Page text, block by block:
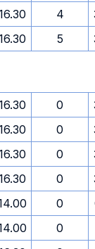
4
5
0
0
0
0
0
0